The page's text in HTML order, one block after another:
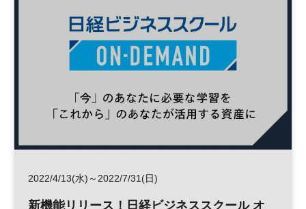
2022/4/13(水)～2022/7/31(日)
新機能リリース！日経ビジネススクール オ